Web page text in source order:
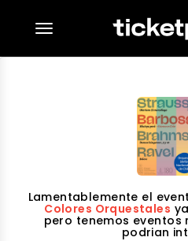
desplegar navegación
Lamentablemente el
Colores Orquestales
pero tenemos
podrian